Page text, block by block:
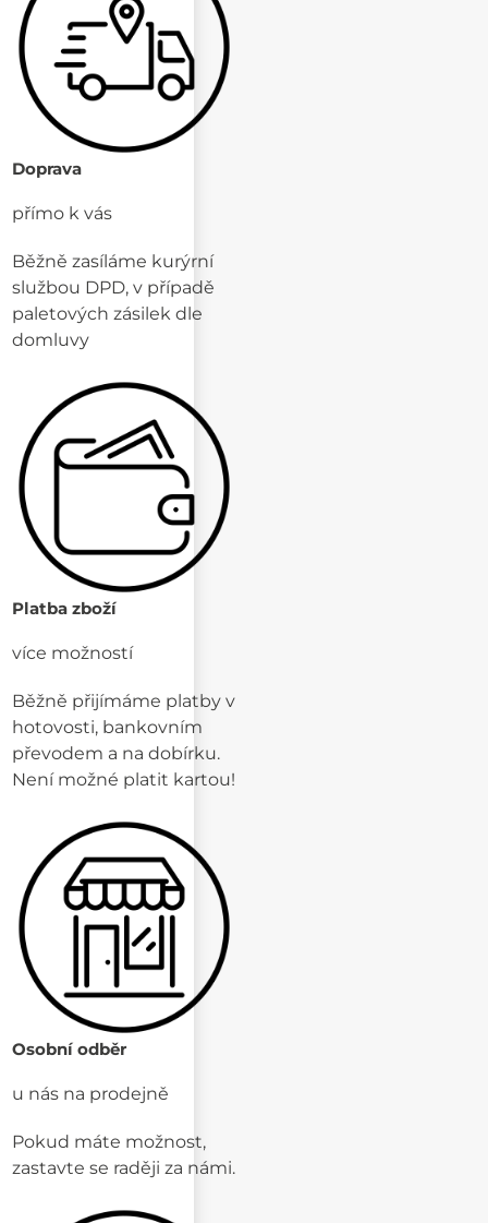
Doprava
přímo k vás
Běžně zasíláme kurýrní
službou DPD, v případě
paletových zásilek dle
domluvy
Platba zboží
více možností
Běžně přijímáme platby v
hotovosti, bankovním
převodem a na dobírku.
Není možné platit kartou!
Osobní odběr
u nás na prodejně
Pokud máte možnost,
zastavte se raději za námi.